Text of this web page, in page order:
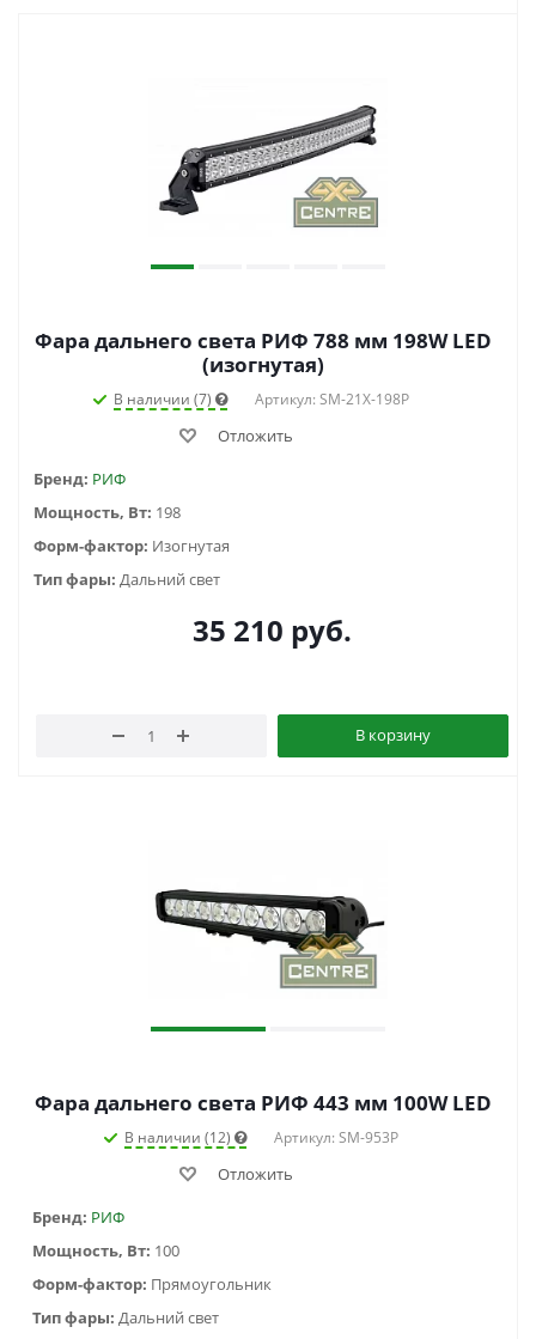
Фара дальнего света РИФ 788 мм 198W LED
(изогнутая)
В наличии (7) Артикул: SM-21X-198P
Отложить
Бренд: РИФ
Мощность, Вт: 198
Форм-фактор: Изогнутая
Тип фары: Дальний свет
35 210 руб.
В корзину
Фара дальнего света РИФ 443 мм 100W LED
В наличии (12) Артикул: SM-953P
Отложить
Бренд: РИФ
Мощность, Вт: 100
Форм-фактор: Прямоугольник
Тип фары: Дальний свет